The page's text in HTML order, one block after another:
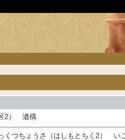
2） 遺構
くつちょうさ（はしもとちく2） い